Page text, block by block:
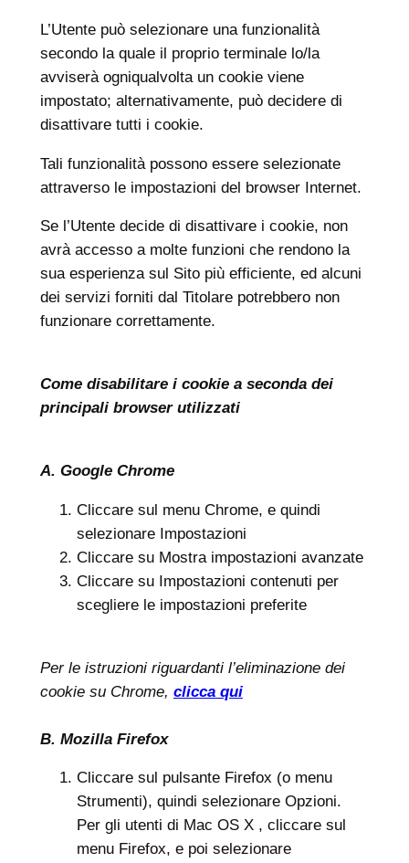
L’Utente può selezionare una funzionalità
secondo la quale il proprio terminale lo/la
avviserà ogniqualvolta un cookie viene
impostato; alternativamente, può decidere di
disattivare tutti i cookie.
Tali funzionalità possono essere selezionate
attraverso le impostazioni del browser Internet.
Se l’Utente decide di disattivare i cookie, non
avrà accesso a molte funzioni che rendono la
sua esperienza sul Sito più efficiente, ed alcuni
dei servizi forniti dal Titolare potrebbero non
funzionare correttamente.
Come disabilitare i cookie a seconda dei
principali browser utilizzati
A. Google Chrome
Cliccare sul menu Chrome, e quindi
selezionare Impostazioni
Cliccare su Mostra impostazioni avanzate
Cliccare su Impostazioni contenuti per
scegliere le impostazioni preferite
Per le istruzioni riguardanti l’eliminazione dei
cookie su Chrome, clicca qui
B. Mozilla Firefox
Cliccare sul pulsante Firefox (o menu
Strumenti), quindi selezionare Opzioni.
Per gli utenti di Mac OS X , cliccare sul
menu Firefox, e poi selezionare